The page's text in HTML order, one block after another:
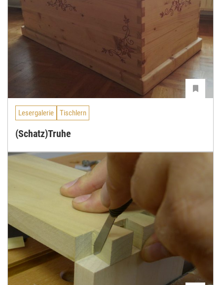
Lesergalerie Tischlern
(Schatz)Truhe